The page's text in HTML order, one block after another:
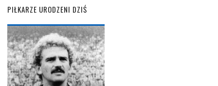
PIŁKARZE URODZENI DZIŚ